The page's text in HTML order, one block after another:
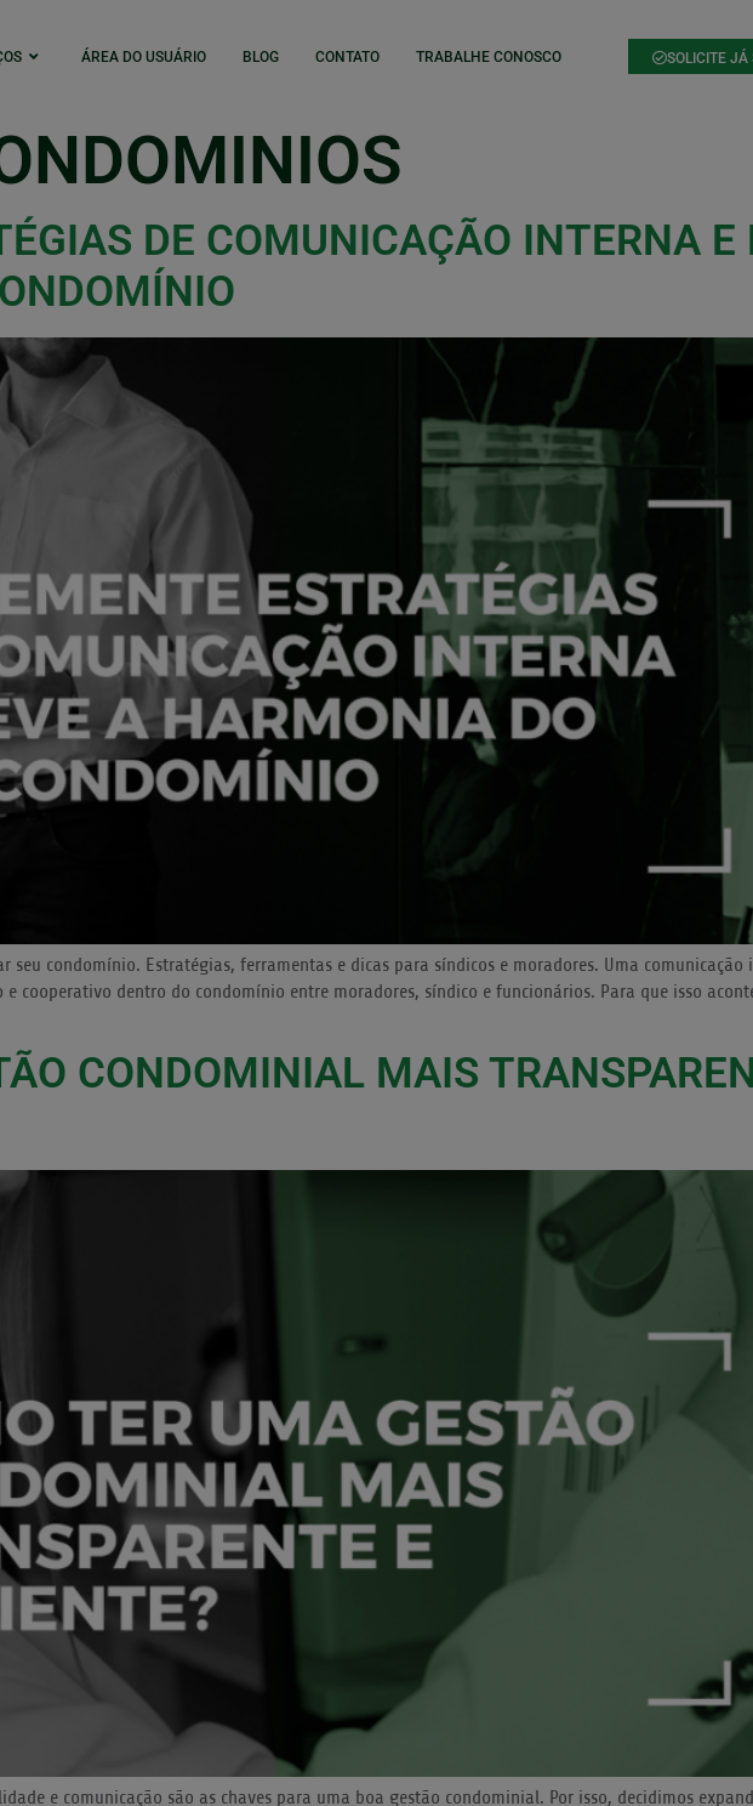
ÁREA DO USUÁRIO BLOG CONTATO TRABALHE CONOSCO SOLICITE JÁ
DE COMUNICAÇÃO INTERNA E
seu condomínio. Estratégias, ferramentas e dicas para síndicos e moradores. Uma comunicação
cooperativo dentro do condomínio entre moradores, síndico e funcionários. Para que isso
CONDOMINIAL MAIS
e comunicação são as chaves para uma boa gestão condominial. Por isso, decidimos